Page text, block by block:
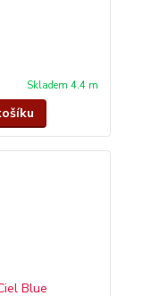
Skladem 4.4 m